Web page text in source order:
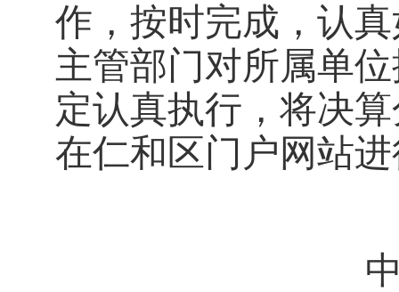
作，按时完成，认
主管部门对所属单
定认真执行，将决
在仁和区门户网站